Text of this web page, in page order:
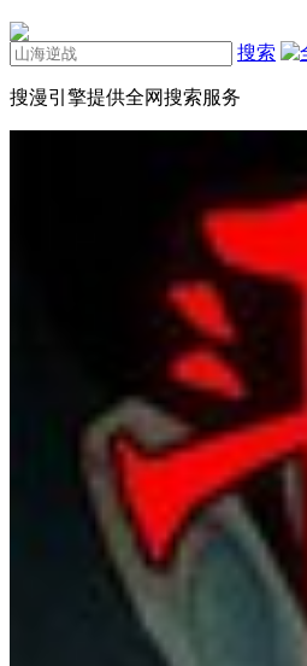
搜索
搜漫引擎提供全网搜索服务